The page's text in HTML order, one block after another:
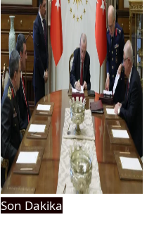
Son Dakika